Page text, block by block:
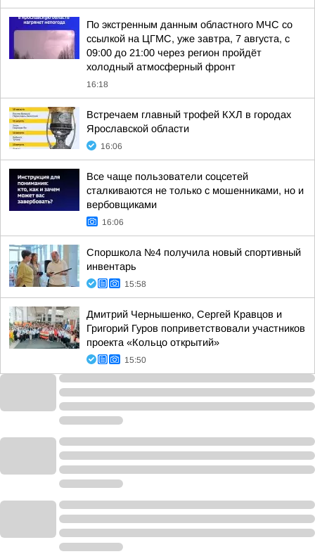
По экстренным данным областного МЧС со
ссылкой на ЦГМС, уже завтра, 7 августа, с
09:00 до 21:00 через регион пройдёт
холодный атмосферный фронт
16:18
Встречаем главный трофей КХЛ в городах
Ярославской области
16:06
Все чаще пользователи соцсетей
сталкиваются не только с мошенниками, но и
вербовщиками
16:06
Споршкола №4 получила новый спортивный
инвентарь
15:58
Дмитрий Чернышенко, Сергей Кравцов и
Григорий Гуров поприветствовали участников
проекта «Кольцо открытий»
15:50